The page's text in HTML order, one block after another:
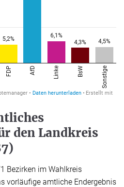
den Landkreis
Bezirken im Wahlkreis
vorläufige amtliche Endergebnis